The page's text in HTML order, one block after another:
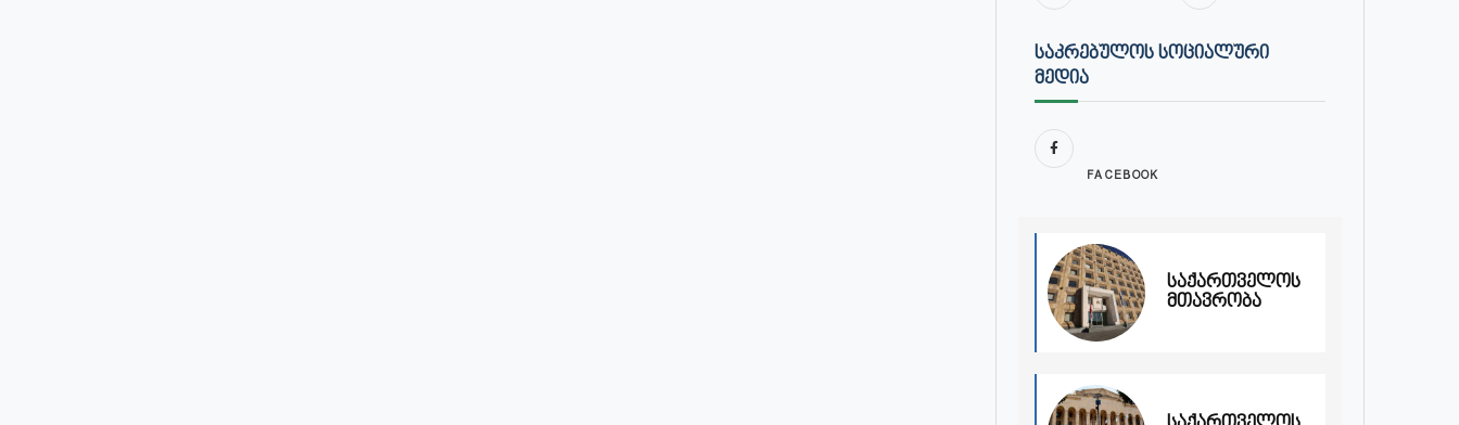
ᲡᲐᲙᲠᲔᲑᲣᲚᲝᲡ ᲡᲝᲪᲘᲐᲚᲣᲠᲘ
ᲛᲔᲓᲘᲐ
FACEBOOK
საქართველოს
მთავრობა